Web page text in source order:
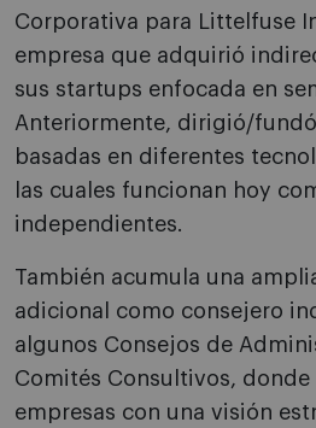
Corporativa para Littelfuse
empresa que adquirió
sus startups enfocada en
Anteriormente, dirigió/
basadas en diferentes
las cuales funcionan hoy
independientes.
También acumula una
adicional como consejero
algunos Consejos de
Comités Consultivos, donde
empresas con una visión